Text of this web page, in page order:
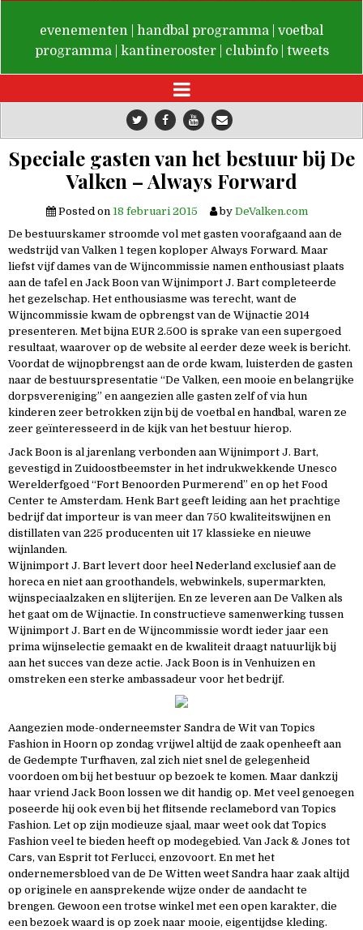
De Valken
evenementen handbal programma
voetbal
programma
kantinerooster clubinfo tweets
Speciale gasten van het bestuur bij De
Valken – Always Forward
Posted on 18 februari 2015 by DeValken.com
De bestuurskamer stroomde vol met gasten voorafgaand aan de
wedstrijd van Valken 1 tegen koploper Always Forward. Maar
liefst vijf dames van de Wijncommissie namen enthousiast plaats
aan de tafel en Jack Boon van Wijnimport J. Bart completeerde
het gezelschap. Het enthousiasme was terecht, want de
Wijncommissie kwam de opbrengst van de Wijnactie 2014
presenteren. Met bijna EUR 2.500 is sprake van een supergoed
resultaat, waarover op de website al eerder deze week is bericht.
Voordat de wijnopbrengst aan de orde kwam, luisterden de gasten
naar de bestuurspresentatie “De Valken, een mooie en belangrijke
dorpsvereniging” en aangezien alle gasten zelf of via hun
kinderen zeer betrokken zijn bij de voetbal en handbal, waren ze
zeer geïnteresseerd in de kijk van het bestuur hierop.
Jack Boon is al jarenlang verbonden aan Wijnimport J. Bart,
gevestigd in Zuidoostbeemster in het indrukwekkende Unesco
Werelderfgoed “Fort Benoorden Purmerend” en op het Food
Center te Amsterdam. Henk Bart geeft leiding aan het prachtige
bedrijf dat importeur is van meer dan 750 kwaliteitswijnen en
distillaten van 225 producenten uit 17 klassieke en nieuwe
wijnlanden.
Wijnimport J. Bart levert door heel Nederland exclusief aan de
horeca en niet aan groothandels, webwinkels, supermarkten,
wijnspeciaalzaken en slijterijen. En ze leveren aan De Valken als
het gaat om de Wijnactie. In constructieve samenwerking tussen
Wijnimport J. Bart en de Wijncommissie wordt ieder jaar een
prima wijnselectie gemaakt en de kwaliteit draagt natuurlijk bij
aan het succes van deze actie. Jack Boon is in Venhuizen en
omstreken een sterke ambassadeur voor het bedrijf.
Aangezien mode-onderneemster Sandra de Wit van Topics
Fashion in Hoorn op zondag vrijwel altijd de zaak openheeft aan
de Gedempte Turfhaven, zal zich niet snel de gelegenheid
voordoen om bij het bestuur op bezoek te komen. Maar dankzij
haar vriend Jack Boon lossen we dit handig op. Met veel genoegen
poseerde hij ook even bij het flitsende reclamebord van Topics
Fashion. Let op zijn modieuze sjaal, maar weet ook dat Topics
Fashion veel te bieden heeft op modegebied. Van Jack & Jones tot
Cars, van Esprit tot Ferlucci, enzovoort. En met het
ondernemersbloed van de De Witten weet Sandra haar zaak altijd
op originele en aansprekende wijze onder de aandacht te
brengen. Gewoon een trotse winkel met een open karakter, die
een bezoek waard is op zoek naar mooie, eigentijdse kleding.